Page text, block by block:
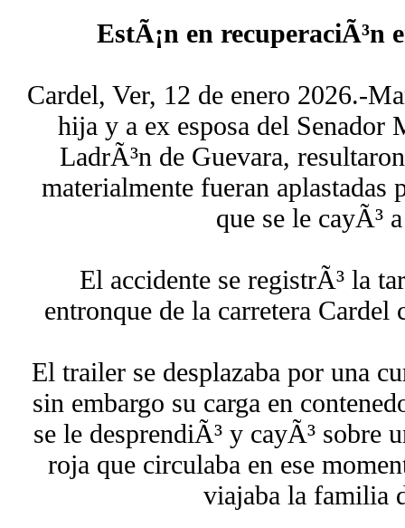
EstÃ¡n en recuperaciÃ³n
Cardel, Ver, 12 de enero 2026.-
hija y a ex esposa del Senador
LadrÃ³n de Guevara,
materialmente fueran aplastadas
que se le cayÃ³
El accidente se registrÃ³ la
entronque de la carretera Cardel
El trailer se desplazaba por una
sin embargo su carga en
se le desprendiÃ³ y cayÃ³ sobre
roja que circulaba en ese
viajaba la familia